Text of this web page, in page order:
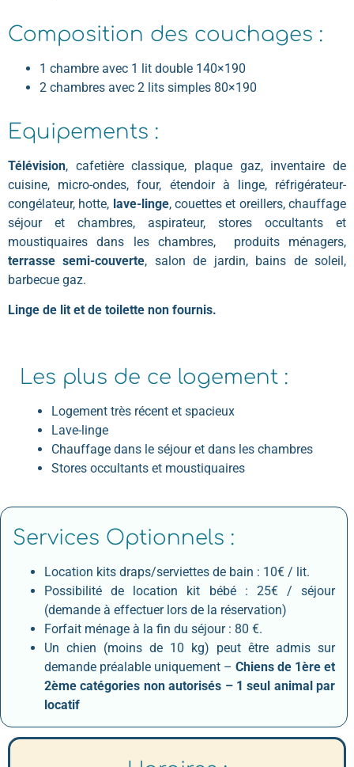
Composition des couchages :
1 chambre avec 1 lit double 140×190
2 chambres avec 2 lits simples 80×190
Equipements :
Télévision, cafetière classique, plaque gaz, inventaire de
cuisine, micro-ondes, four, étendoir à linge, réfrigérateur-
congélateur, hotte, lave-linge, couettes et oreillers, chauffage
séjour et chambres, aspirateur, stores occultants et
moustiquaires dans les chambres, produits ménagers,
terrasse semi-couverte, salon de jardin, bains de soleil,
barbecue gaz.
Linge de lit et de toilette non fournis.
Les plus de ce logement :
Logement très récent et spacieux
Lave-linge
Chauffage dans le séjour et dans les chambres
Stores occultants et moustiquaires
Services Optionnels :
Location kits draps/serviettes de bain : 10€ / lit.
Possibilité de location kit bébé : 25€ / séjour
(demande à effectuer lors de la réservation)
Forfait ménage à la fin du séjour : 80 €.
Un chien (moins de 10 kg) peut être admis sur
demande préalable uniquement – Chiens de 1ère et
2ème catégories non autorisés – 1 seul animal par
locatif